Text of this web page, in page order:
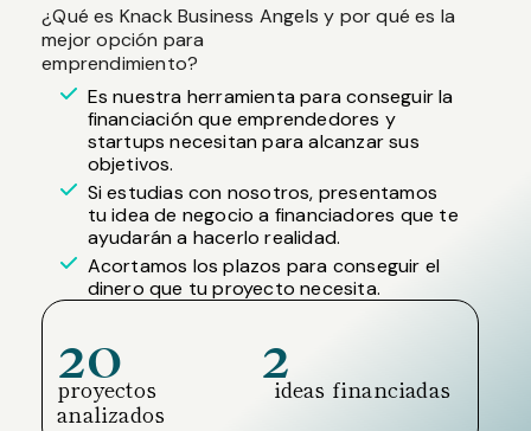
¿Qué es Knack Business Angels y por qué es la
mejor opción para
emprendimiento?
Es nuestra herramienta para conseguir la
financiación que emprendedores y
startups necesitan para alcanzar sus
objetivos.
Si estudias con nosotros, presentamos
tu idea de negocio a financiadores que te
ayudarán a hacerlo realidad.
Acortamos los plazos para conseguir el
dinero que tu proyecto necesita.
proyectos
analizados
20 ideas financiadas
2